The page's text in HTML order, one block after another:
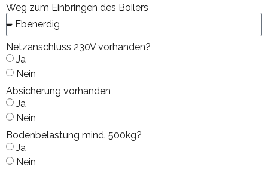
Weg zum Einbringen des Boilers
Netzanschluss 230V vorhanden?
Ja
Nein
Absicherung vorhanden
Ja
Nein
Bodenbelastung mind. 500kg?
Ja
Nein